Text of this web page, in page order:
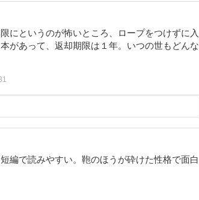
にというのが怖いところ、ロープをつけずに入
があって、返却期限は１年。いつの世もどんな
編で読みやすい。鞄のほうが砕けた性格で面白